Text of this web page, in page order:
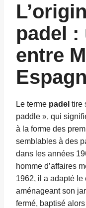
padel :
entre
Le terme padel tire
paddle », qui
à la forme des
semblables à des
dans les années
homme d’affaires
1962, il a adapté le
aménageant son
fermé, baptisé